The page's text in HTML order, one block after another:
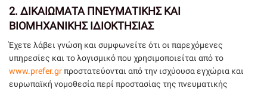
2. ΔΙΚΑΙΩΜΑΤΑ ΠΝΕΥΜΑΤΙΚΗΣ ΚΑΙ
ΒΙΟΜΗΧΑΝΙΚΗΣ ΙΔΙΟΚΤΗΣΙΑΣ
Έχετε λάβει γνώση και συμφωνείτε ότι οι παρεχόμενες
υπηρεσίες και το λογισμικό που χρησιμοποιείται από το
www.prefer.grπροστατεύονται από την ισχύουσα εγχώρια και
ευρωπαϊκή νομοθεσία περί προστασίας της πνευματικής